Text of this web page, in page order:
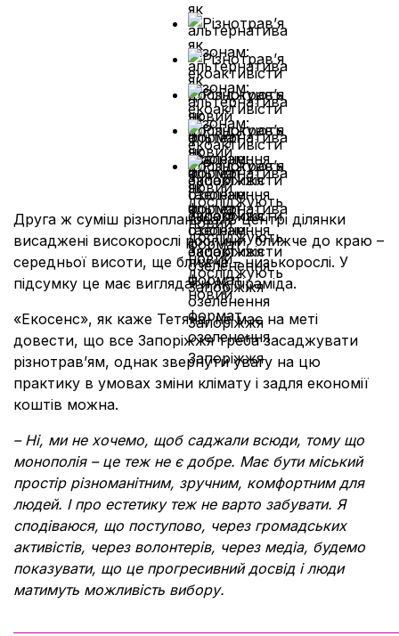
Друга ж суміш різнопланова. В центрі ділянки
висаджені високорослі рослини, ближче до краю –
середньої висоти, ще ближче – низькорослі. У
підсумку це має виглядати як піраміда.
«Екосенс», як каже Тетяна, не має на меті
довести, що все Запоріжжя треба засаджувати
різнотравʼям, однак звернути увагу на цю
практику в умовах зміни клімату і задля економії
коштів можна.
– Ні, ми не хочемо, щоб саджали всюди, тому що
монополія – це теж не є добре. Має бути міський
простір різноманітним, зручним, комфортним для
людей. І про естетику теж не варто забувати. Я
сподіваюся, що поступово, через громадських
активістів, через волонтерів, через медіа, будемо
показувати, що це прогресивний досвід і люди
матимуть можливість вибору.